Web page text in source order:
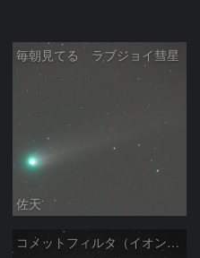
毎朝見てる ラブジョイ彗星
佐天
コメットフィルタ（イオンの尾）で写したラブジョイ彗星